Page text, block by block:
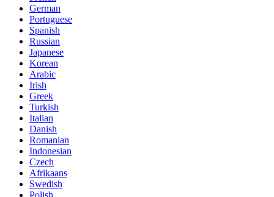
German
Portuguese
Spanish
Russian
Japanese
Korean
Arabic
Irish
Greek
Turkish
Italian
Danish
Romanian
Indonesian
Czech
Afrikaans
Swedish